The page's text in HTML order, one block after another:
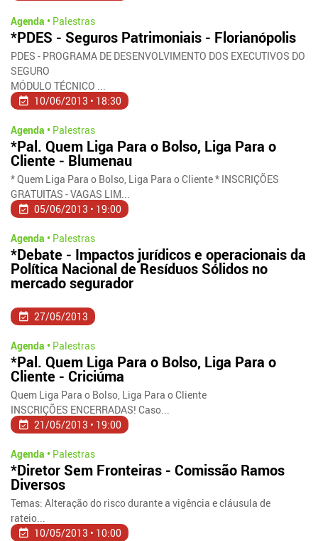
Agenda • Palestras
*PDES - Seguros Patrimoniais - Florianópolis
PDES - PROGRAMA DE DESENVOLVIMENTO DOS EXECUTIVOS DO
SEGURO
MÓDULO TÉCNICO ...
10/06/2013 • 18:30
Agenda • Palestras
*Pal. Quem Liga Para o Bolso, Liga Para o
Cliente - Blumenau
* Quem Liga Para o Bolso, Liga Para o Cliente * INSCRIÇÕES
GRATUITAS - VAGAS LIM...
05/06/2013 • 19:00
Agenda • Palestras
*Debate - Impactos jurídicos e operacionais da
Política Nacional de Resíduos Sólidos no
mercado segurador
27/05/2013
Agenda • Palestras
*Pal. Quem Liga Para o Bolso, Liga Para o
Cliente - Criciúma
Quem Liga Para o Bolso, Liga Para o Cliente
INSCRIÇÕES ENCERRADAS! Caso...
21/05/2013 • 19:00
Agenda • Palestras
*Diretor Sem Fronteiras - Comissão Ramos
Diversos
Temas: Alteração do risco durante a vigência e cláusula de
rateio...
10/05/2013 • 10:00